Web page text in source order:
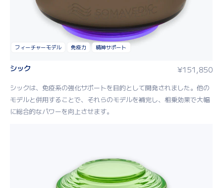
フィーチャーモデル 免疫力 精神サポート
シック ¥151,850
シックは、免疫系の強化サポートを目的として開発されました。他の
モデルと併用することで、それらのモデルを補完し、相乗効果で大幅
に総合的なパワーを向上させます。